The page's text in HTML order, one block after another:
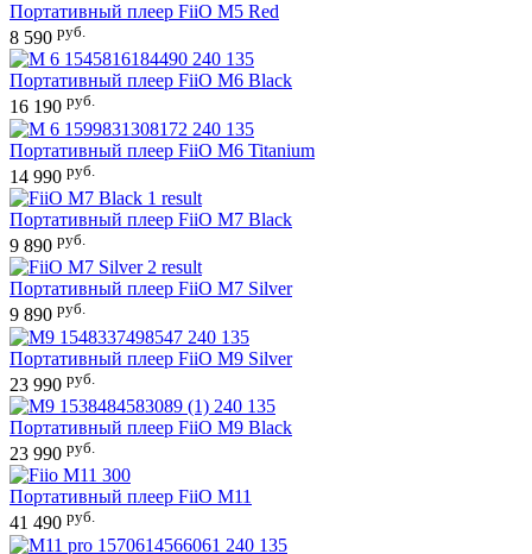
Портативный плеер FiiO M5 Red
8 590 руб.
Портативный плеер FiiO M6 Black
16 190 руб.
Портативный плеер FiiO M6 Titanium
14 990 руб.
Портативный плеер FiiO M7 Black
9 890 руб.
Портативный плеер FiiO M7 Silver
9 890 руб.
Портативный плеер FiiO M9 Silver
23 990 руб.
Портативный плеер FiiO M9 Black
23 990 руб.
Портативный плеер FiiO M11
41 490 руб.